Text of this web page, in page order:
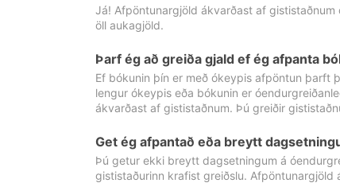
Já! Afpöntunargjöld ákvarðast af
öll aukagjöld.
Þarf ég að greiða gjald ef ég afpanta
Ef bókunin þín er með ókeypis afpöntun þarft
lengur ókeypis eða bókunin er
ákvarðast af gististaðnum. Þú greiðir
Get ég afpantað eða breytt
Þú getur ekki breytt dagsetningum á
gististaðurinn krafist greiðslu.